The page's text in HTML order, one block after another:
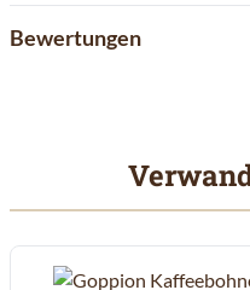
Bewertungen
Mit der Tabulatortaste
Clicken, um das Karussell zu
Clicken, um zur Karussell-